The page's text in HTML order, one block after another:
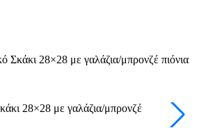
Σκάκι 28×28 με γαλάζια/μπρονζέ πιόνια